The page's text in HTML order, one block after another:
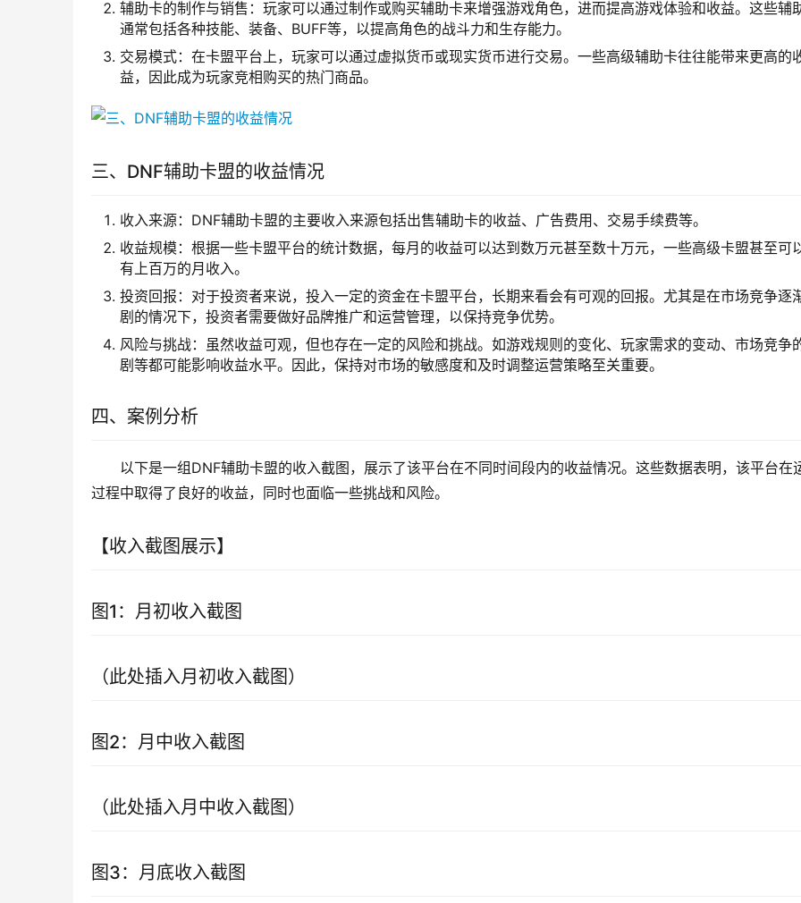
辅助卡的制作与销售：玩家可以通过制作或购买辅助卡来增强游戏角色，进而提高游戏体验和收益。这些辅
通常包括各种技能、装备、BUFF等，以提高角色的战斗力和生存能力。
交易模式：在卡盟平台上，玩家可以通过虚拟货币或现实货币进行交易。一些高级辅助卡往往能带来更高的
益，因此成为玩家竞相购买的热门商品。
三、DNF辅助卡盟的收益情况
收入来源：DNF辅助卡盟的主要收入来源包括出售辅助卡的收益、广告费用、交易手续费等。
收益规模：根据一些卡盟平台的统计数据，每月的收益可以达到数万元甚至数十万元，一些高级卡盟甚至可
有上百万的月收入。
投资回报：对于投资者来说，投入一定的资金在卡盟平台，长期来看会有可观的回报。尤其是在市场竞争逐
剧的情况下，投资者需要做好品牌推广和运营管理，以保持竞争优势。
风险与挑战：虽然收益可观，但也存在一定的风险和挑战。如游戏规则的变化、玩家需求的变动、市场竞争
剧等都可能影响收益水平。因此，保持对市场的敏感度和及时调整运营策略至关重要。
四、案例分析
以下是一组DNF辅助卡盟的收入截图，展示了该平台在不同时间段内的收益情况。这些数据表明，该平台在
过程中取得了良好的收益，同时也面临一些挑战和风险。
【收入截图展示】
图1：月初收入截图
（此处插入月初收入截图）
图2：月中收入截图
（此处插入月中收入截图）
图3：月底收入截图